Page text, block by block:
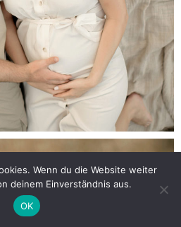
Wenn du die Website weiter
deinem Einverständnis aus.
OK